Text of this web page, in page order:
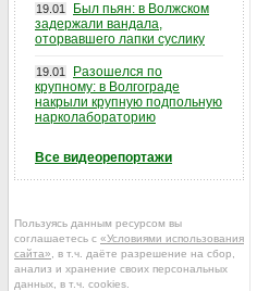
19.01
Был пьян: в Волжском
задержали вандала,
оторвавшего лапки суслику
19.01
Разошелся по
крупному: в Волгограде
накрыли крупную подпольную
нарколабораторию
Все видеорепортажи
Пользуясь данным ресурсом вы
соглашаетесь с «Условиями использования
сайта» , в т.ч. даёте разрешение на сбор,
анализ и хранение своих персональных
данных, в т.ч. cookies.